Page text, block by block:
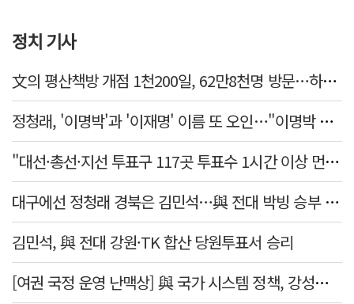
정치 기사
文의 평산책방 개점 1천200일, 62만8천명 방문…하루 평균 500명↑
정청래, '이명박'과 '이재명' 이름 또 오인…"이명박 대통령 임기안에 반도체 제품 출시"
"대선·총선·지선 투표구 117곳 투표수 1시간 이상 먼저 입력"
대구에선 정청래 경북은 김민석…與 전대 박빙 승부 이어간다
김민석, 與 전대 강원·TK 합산 당원투표서 승리
[여권 국정 운영 난맥상] 與 국가 시스템 정책, 강성층 결집에 의존